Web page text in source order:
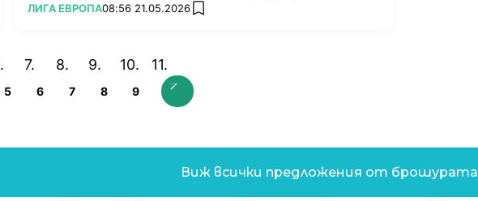
ПОВЕЧЕ ОТ
ЛИГА ЕВРОПА08:56 21.05.2026 add favorites
5 6 7 8 9
Виж всички предложения от брошурата